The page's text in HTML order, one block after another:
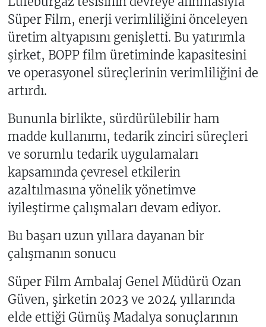
Süper Film, enerji verimliliğini önceleyen
üretim altyapısını genişletti. Bu yatırımla
şirket, BOPP film üretiminde kapasitesini
ve operasyonel süreçlerinin verimliliğini de
artırdı.
Bununla birlikte, sürdürülebilir ham
madde kullanımı, tedarik zinciri süreçleri
ve sorumlu tedarik uygulamaları
kapsamında çevresel etkilerin
azaltılmasına yönelik yönetimve
iyileştirme çalışmaları devam ediyor.
Bu başarı uzun yıllara dayanan bir
çalışmanın sonucu
Süper Film Ambalaj Genel Müdürü Ozan
Güven, şirketin 2023 ve 2024 yıllarında
elde ettiği Gümüş Madalya sonuçlarının